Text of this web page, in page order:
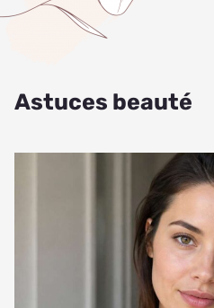
Astuces beauté